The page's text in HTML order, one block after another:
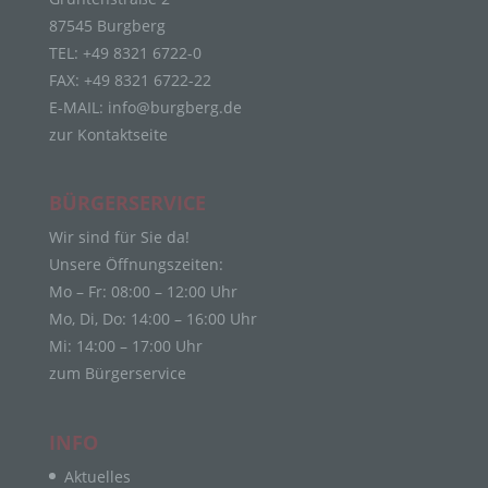
87545 Burgberg
TEL: +49 8321 6722-0
FAX: +49 8321 6722-22
E-MAIL: info@burgberg.de
zur Kontaktseite
BÜRGERSERVICE
Wir sind für Sie da!
Unsere Öffnungszeiten:
Mo – Fr: 08:00 – 12:00 Uhr
Mo, Di, Do: 14:00 – 16:00 Uhr
Mi: 14:00 – 17:00 Uhr
zum Bürgerservice
INFO
Aktuelles
die sich auf eine identifizierte oder identifizierbare
natürliche Person (im Folgenden „betroffene
Person") beziehen. Als identifizierbar wird eine
natürliche Person angesehen, die direkt oder
Kennung wie einem Namen, zu einer
Kennnummer, zu Standortdaten, zu einer Online-
physischen, physiologischen, genetischen,
sozialen Identität dieser natürlichen Person sind,
identifiziert werden kann.
b) betroffene Person
Betroffene Person ist jede identifizierte oder
identifizierbare natürliche Person, deren
personenbezogene Daten von dem für die
c) Verarbeitung
Verarbeitung ist jeder mit oder ohne Hilfe